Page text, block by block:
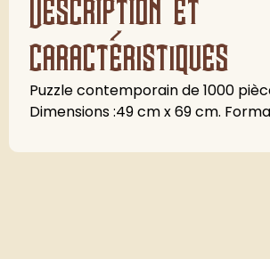
caractéristiques
Puzzle contemporain de 1000
Dimensions :49 cm x 69 cm.